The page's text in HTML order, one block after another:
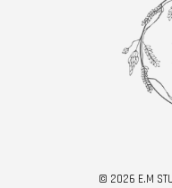
© 2026 E.M